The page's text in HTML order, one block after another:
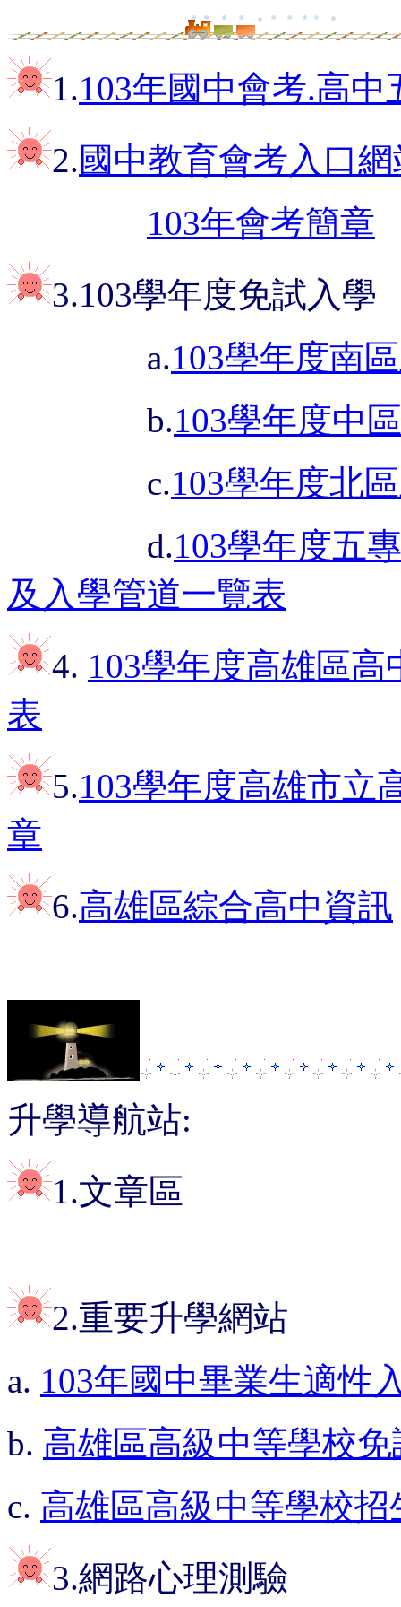
1.103年國中會考.高
2.國中教育會考入口
103年會考簡章
3.103學年度免試入學
a.103學年度南
b.103學年度中
c.103學年度北
d.103學年度五
及入學管道一覽表
4. 103學年度高雄區
表
5.103學年度高雄市立
章
6.高雄區綜合高中資訊
升學導航站:
1.文章區
2.重要升學網站
a. 103年國中畢業生適性
b. 高雄區高級中等學校
c. 高雄區高級中等學校
3.網路心理測驗